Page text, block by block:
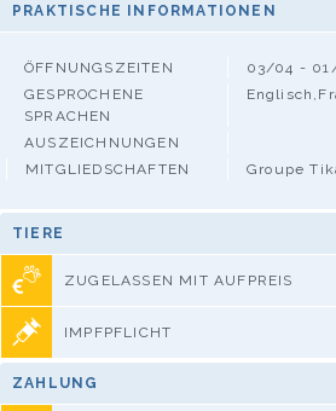
PRAKTISCHE INFORMATIONEN
ÖFFNUNGSZEITEN
03/04 - 01/
GESPROCHENE
SPRACHEN
AUSZEICHNUNGEN
MITGLIEDSCHAFTEN
Groupe
TIERE
ZUGELASSEN MIT AUFPREIS
IMPFPFLICHT
ZAHLUNG